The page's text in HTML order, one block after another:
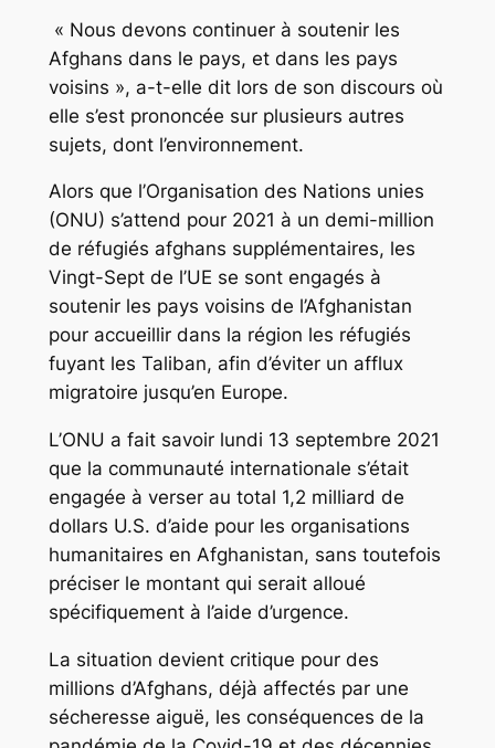
« Nous devons continuer à soutenir les
Afghans dans le pays, et dans les pays
voisins », a-t-elle dit lors de son discours où
elle s’est prononcée sur plusieurs autres
sujets, dont l’environnement.
Alors que l’Organisation des Nations unies
(ONU) s’attend pour 2021 à un demi-million
de réfugiés afghans supplémentaires, les
Vingt-Sept de l’UE se sont engagés à
soutenir les pays voisins de l’Afghanistan
pour accueillir dans la région les réfugiés
fuyant les Taliban, afin d’éviter un afflux
migratoire jusqu’en Europe.
L’ONU a fait savoir lundi 13 septembre 2021
que la communauté internationale s’était
engagée à verser au total 1,2 milliard de
dollars U.S. d’aide pour les organisations
humanitaires en Afghanistan, sans toutefois
préciser le montant qui serait alloué
spécifiquement à l’aide d’urgence.
La situation devient critique pour des
millions d’Afghans, déjà affectés par une
sécheresse aiguë, les conséquences de la